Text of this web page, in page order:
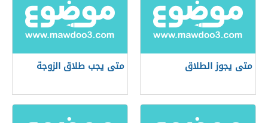
متى يجوز الطلاق متى يجب طلاق الزوجة